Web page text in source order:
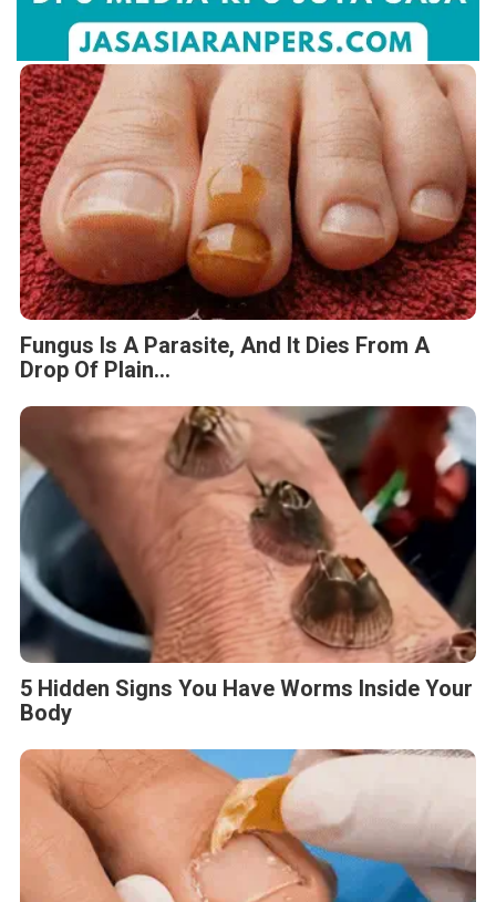
Fungus Is A Parasite, And It Dies From A
Drop Of Plain...
5 Hidden Signs You Have Worms Inside Your
Body